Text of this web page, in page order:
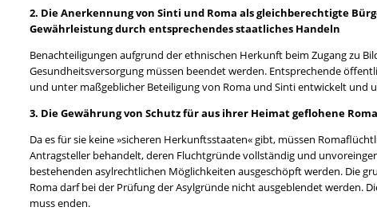
2. Die Anerkennung von Sinti und Roma als gleichberechtigte
Gewährleistung durch entsprechendes staatliches Handeln
Benachteiligungen aufgrund der ethnischen Herkunft beim Zugang zu
Gesundheitsversorgung müssen beendet werden. Entsprechende
und unter maßgeblicher Beteiligung von Roma und Sinti entwickelt und
3. Die Gewährung von Schutz für aus ihrer Heimat geflohene Roma
Da es für sie keine »sicheren Herkunftsstaaten« gibt, müssen
Antragsteller behandelt, deren Fluchtgründe vollständig und
bestehenden asylrechtlichen Möglichkeiten ausgeschöpft werden. Die
Roma darf bei der Prüfung der Asylgründe nicht ausgeblendet werden.
muss enden.